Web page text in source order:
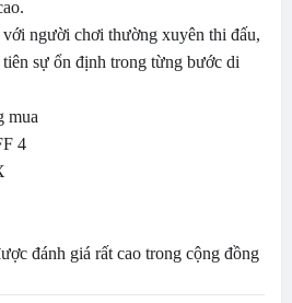
người chơi thường xuyên thi đấu,
sự ổn định trong từng bước di
mua
4
đánh giá rất cao trong cộng đồng